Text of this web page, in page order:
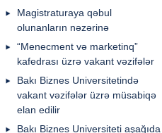
Magistraturaya qəbul
olunanların nəzərinə
“Menecment və marketinq”
kafedrası üzrə vakant vəzifələr
Bakı Biznes Universitetində
vakant vəzifələr üzrə müsabiqə
elan edilir
Bakı Biznes Universiteti aşağıda